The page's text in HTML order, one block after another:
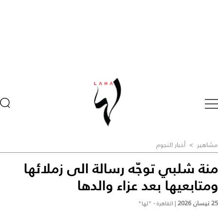
مشاهير > أخبار النجوم
منة شلبي توجّه رسالة الى زملائها
ومتابعيها بعد عزاء والدها
25 نيسان 2026 | القاهرة - "لها"